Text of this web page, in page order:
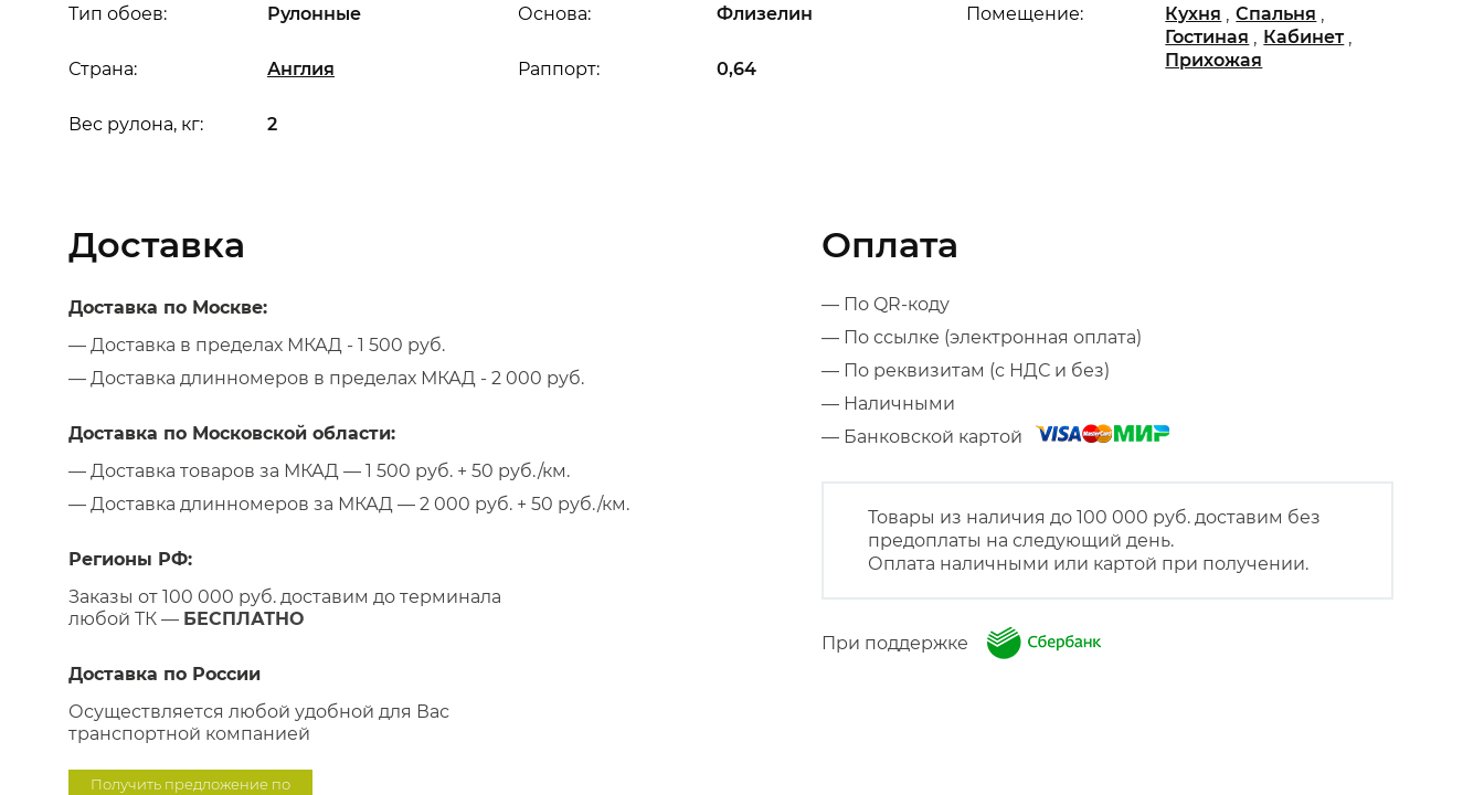
Вес рулона, кг: 2
Раппорт: 0,64
Основа: Флизелин Помещение: Кухня ,Спальня ,
Гостиная , Кабинет ,
Прихожая
Страна: Англия
Тип обоев: Рулонные
Доставка
Доставка по Москве:
— Доставка в пределах МКАД - 1 500 руб.
— Доставка длинномеров в пределах МКАД - 2 000 руб.
Доставка по Московской области:
— Доставка товаров за МКАД — 1 500 руб. + 50 руб./км.
— Доставка длинномеров за МКАД — 2 000 руб. + 50 руб./км.
Регионы РФ:
Заказы от 100 000 руб. доставим до терминала
любой ТК — БЕСПЛАТНО
Доставка по России
Осуществляется любой удобной для Вас
транспортной компанией
Получить предложение по
Оплата
— По QR-коду
— По ссылке (электронная оплата)
— По реквизитам (с НДС и без)
— Наличными
— Банковской картой
Товары из наличия до 100 000 руб. доставим без
предоплаты на следующий день.
Оплата наличными или картой при получении.
При поддержке